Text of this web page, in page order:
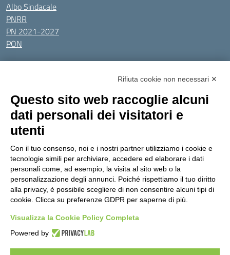
Albo Sindacale
PNRR
PN 2021-2027
PON
Tutti gli argomenti
Amministrazione Trasparente
Privacy Policy
Dichiarazione di accessibilitàObiettivi di accessibilità
Seguici su:
Indirizzo:Via Gaetano Donizetti 30, Collegno
Centralino:0114053925 Email: toic8cg002@istruzione.it
Posta elettronica certificata (PEC):toic8cg002@pec.istruzione.it
Codice fiscale: 95641450010
Codice Indice delle Pubbliche Amministrazioni (IPA): D0ZZDV0V
Codice unico di fatturazione (CUF): FJDH3Z
Copyright 2023 © ISTITUTO COMPRENSIVO "GUGLIELMO MARCONI" |
Rifiuta cookie non necessari ✕
Questo sito web raccoglie alcuni
dati personali dei visitatori e
utenti
Con il tuo consenso, noi e i nostri partner utilizziamo i cookie e
tecnologie simili per archiviare, accedere ed elaborare i dati
personali come, ad esempio, la visita al sito web o la
personalizzazione degli annunci. Poiché rispettiamo il tuo diritto
alla privacy, è possibile scegliere di non consentire alcuni tipi di
cookie. Clicca su preferenze GDPR per saperne di più.
Visualizza la Cookie Policy Completa
Powered by